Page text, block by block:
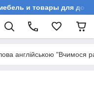
и товары для
англійською "Вчимося